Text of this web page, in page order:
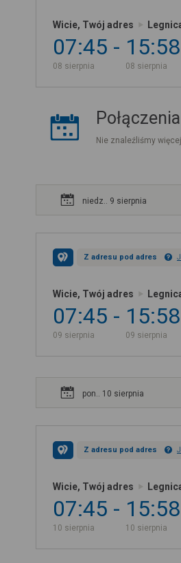
Wicie, Twój adres
07:45
08 sierpnia
15:58
08 sierpnia
Nie znaleźliśmy
niedz.. 9 sierpnia
Z adresu pod adres
Wicie, Twój adres
07:45
09 sierpnia
15:58
09 sierpnia
pon.. 10 sierpnia
Z adresu pod adres
Wicie, Twój adres
07:45
10 sierpnia
15:58
10 sierpnia